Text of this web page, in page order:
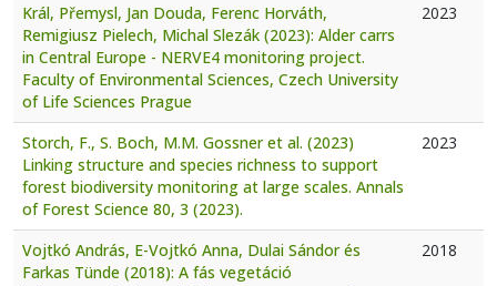
Král, Přemysl, Jan Douda, Ferenc Horváth,
Remigiusz Pielech, Michal Slezák (2023): Alder carrs
in Central Europe - NERVE4 monitoring project.
Faculty of Environmental Sciences, Czech University
of Life Sciences Prague
2023
Storch, F., S. Boch, M.M. Gossner et al. (2023)
Linking structure and species richness to support
forest biodiversity monitoring at large scales. Annals
of Forest Science 80, 3 (2023).
2023
Vojtkó András, E-Vojtkó Anna, Dulai Sándor és
Farkas Tünde (2018): A fás vegetáció
2018